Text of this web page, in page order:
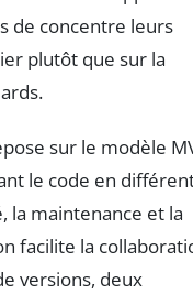
de concentre leurs
plutôt que sur la
sur le modèle
le code en
la maintenance et la
facilite la
versions, deux